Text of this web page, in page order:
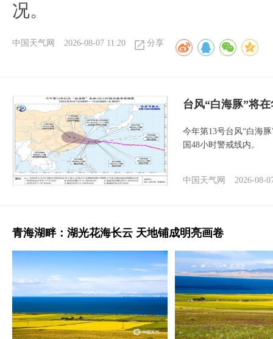
况。
中国天气网 2026-08-07 11:20 分享
台风“白海豚”将
今年第13号台风“白海
国48小时警戒线内。
中国天气网 2026-08-
青海湖畔：湖光花海长云 天地铺成明亮画卷